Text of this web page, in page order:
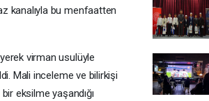
kanalıyla bu menfaatten
virman usulüyle
Mali inceleme ve bilirkişi
eksilme yaşandığı